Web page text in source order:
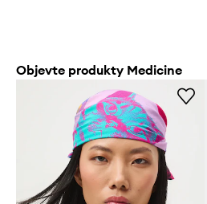
Objevte produkty Medicine